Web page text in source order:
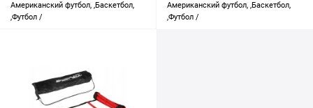
Американский футбол, ,Баскетбол,
,Футбол /
Американский футбол, ,Баскетбол,
,Футбол /